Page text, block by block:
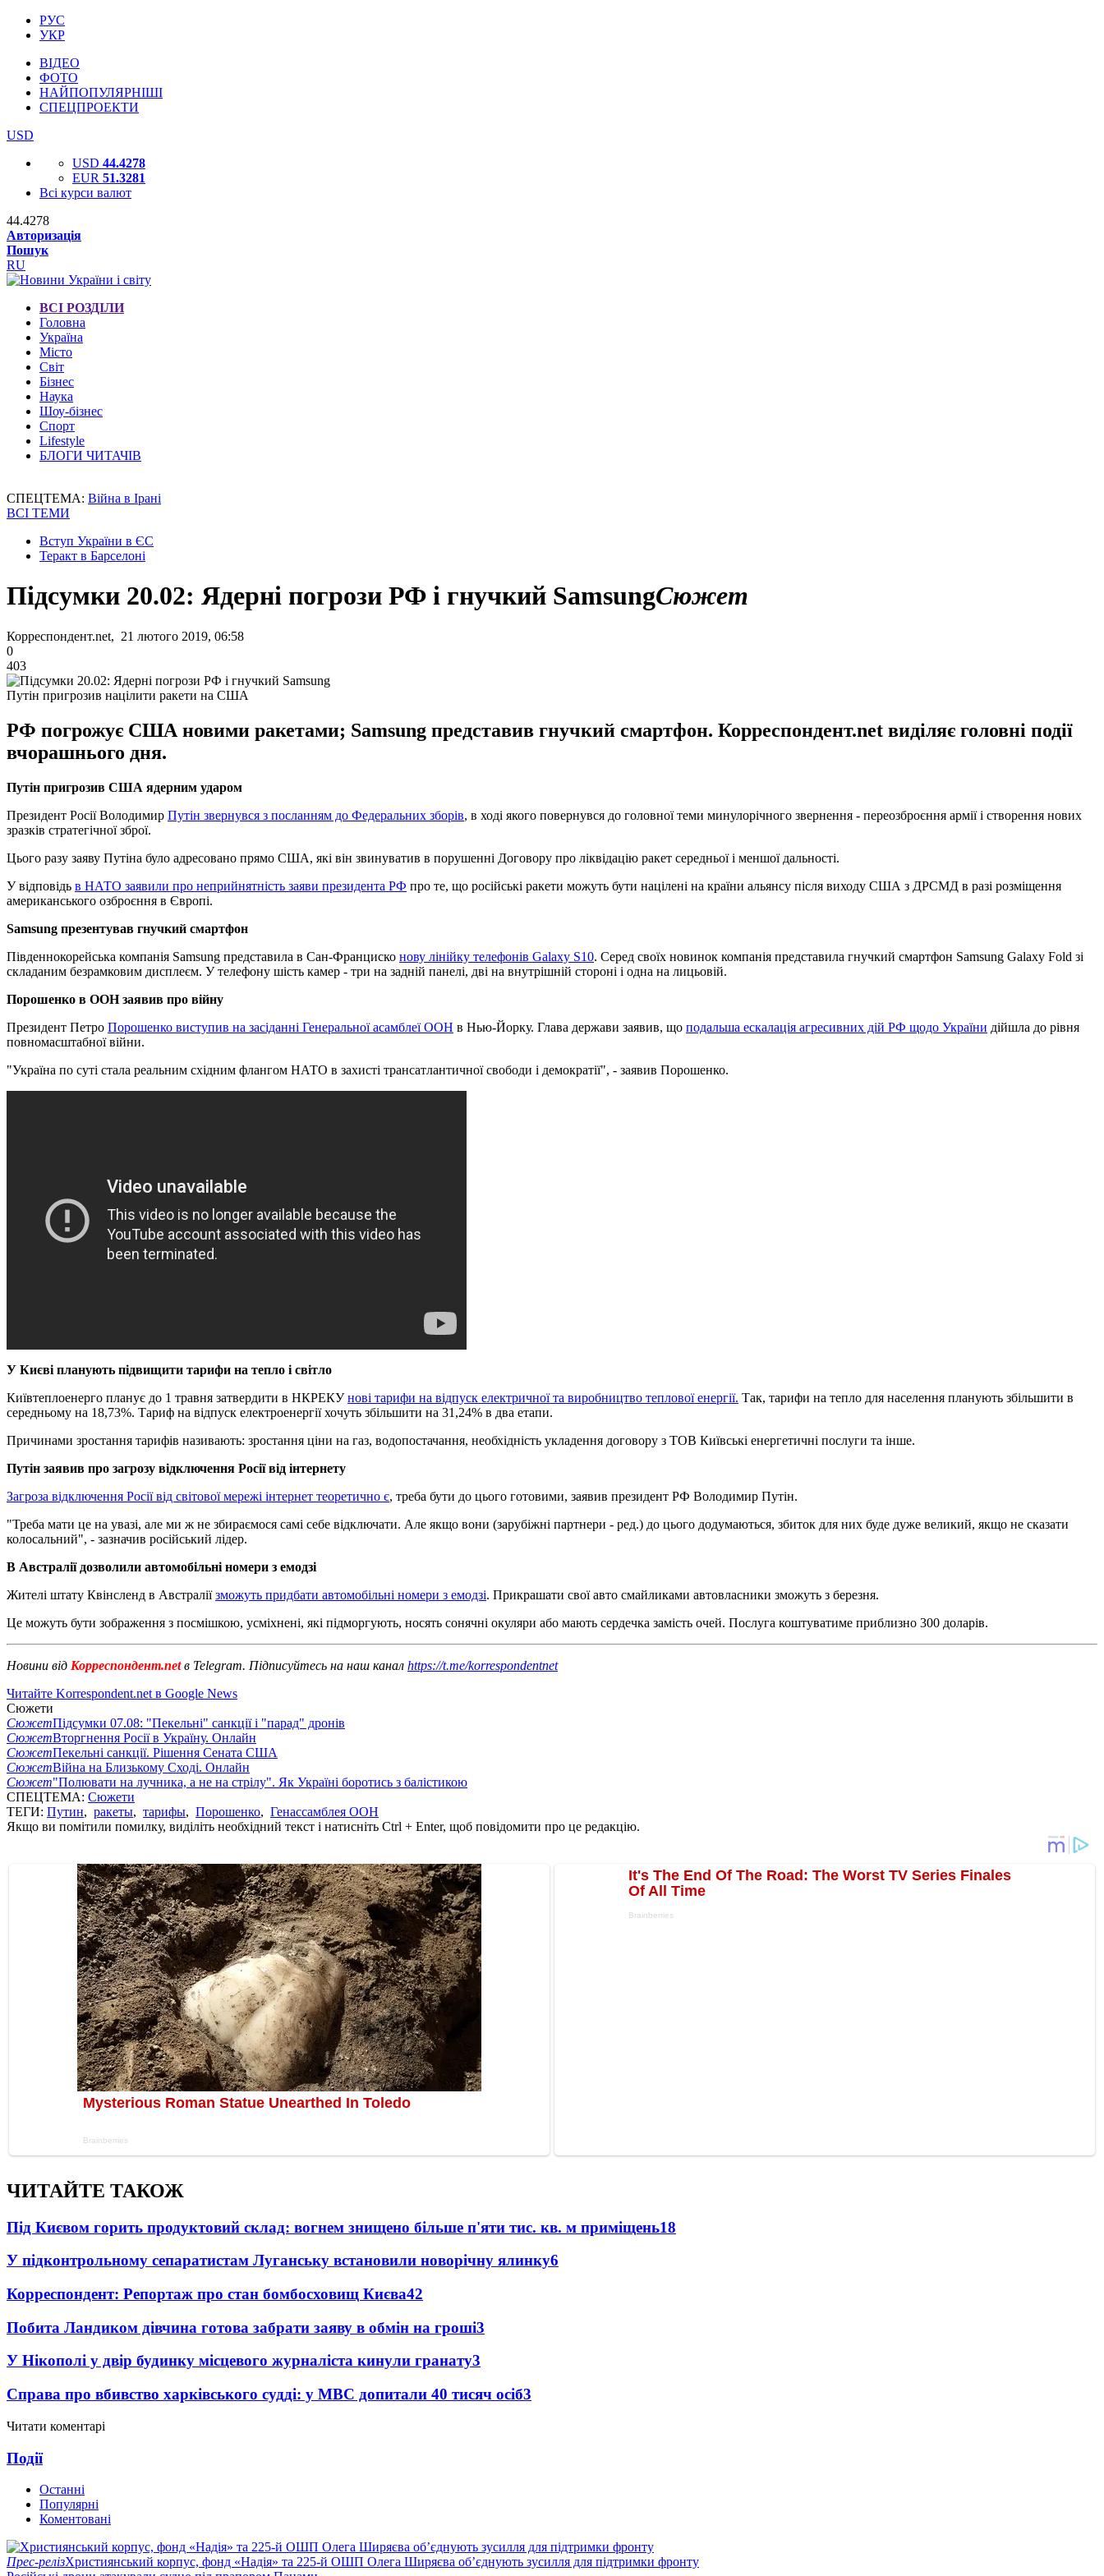
РУС
УКР
ВІДЕО
ФОТО
НАЙПОПУЛЯРНІШІ
СПЕЦПРОЕКТИ
USD
USD 44.4278
EUR 51.3281
Всі курси валют
44.4278
Авторизація
Пошук
RU
ВСІ РОЗДІЛИ
Головна
Україна
Місто
Світ
Бізнес
Наука
Шоу-бізнес
Спорт
Lifestyle
БЛОГИ ЧИТАЧІВ
СПЕЦТЕМА: Війна в Ірані
ВСІ ТЕМИ
Вступ України в ЄС
Теракт в Барселоні
Підсумки 20.02: Ядерні погрози РФ і гнучкий SamsungСюжет
Корреспондент.net, 21 лютого 2019, 06:58
0
403
Путін пригрозив націлити ракети на США
РФ погрожує США новими ракетами; Samsung представив гнучкий смартфон. Корреспондент.net виділяє головні події
вчорашнього дня.
Путін пригрозив США ядерним ударом
Президент Росії Володимир Путін звернувся з посланням до Федеральних зборів, в ході якого повернувся до головної теми минулорічного звернення - переозброєння армії і створення нових
зразків стратегічної зброї.
Цього разу заяву Путіна було адресовано прямо США, які він звинуватив в порушенні Договору про ліквідацію ракет середньої і меншої дальності.
У відповідь в НАТО заявили про неприйнятність заяви президента РФ про те, що російські ракети можуть бути націлені на країни альянсу після виходу США з ДРСМД в разі розміщення
американського озброєння в Європі.
Samsung презентував гнучкий смартфон
Південнокорейська компанія Samsung представила в Сан-Франциско нову лінійку телефонів Galaxy S10. Серед своїх новинок компанія представила гнучкий смартфон Samsung Galaxy Fold зі
складаним безрамковим дисплеєм. У телефону шість камер - три на задній панелі, дві на внутрішній стороні і одна на лицьовій.
Порошенко в ООН заявив про війну
Президент Петро Порошенко виступив на засіданні Генеральної асамблеї ООН в Нью-Йорку. Глава держави заявив, що подальша ескалація агресивних дій РФ щодо України дійшла до рівня
повномасштабної війни.
"Україна по суті стала реальним східним флангом НАТО в захисті трансатлантичної свободи і демократії", - заявив Порошенко.
У Києві планують підвищити тарифи на тепло і світло
Київтеплоенерго планує до 1 травня затвердити в НКРЕКУнові тарифи на відпуск електричної та виробництво теплової енергії. Так, тарифи на тепло для населення планують збільшити в
середньому на 18,73%. Тариф на відпуск електроенергії хочуть збільшити на 31,24% в два етапи.
Причинами зростання тарифів називають: зростання ціни на газ, водопостачання, необхідність укладення договору з ТОВ Київські енергетичні послуги та інше.
Путін заявив про загрозу відключення Росії від інтернету
Загроза відключення Росії від світової мережі інтернет теоретично є, треба бути до цього готовими, заявив президент РФ Володимир Путін.
"Треба мати це на увазі, але ми ж не збираємося самі себе відключати. ​​Але якщо вони (зарубіжні партнери - ред.) до цього додумаються, збиток для них буде дуже великий, якщо не сказати
колосальний", - зазначив російський лідер.
В Австралії дозволили автомобільні номери з емодзі
Жителі штату Квінсленд в Австраліїзможуть придбати автомобільні номери з емодзі. Прикрашати свої авто смайликами автовласники зможуть з березня.
Це можуть бути зображення з посмішкою, усміхнені, які підморгують, носять сонячні окуляри або мають сердечка замість очей. Послуга коштуватиме приблизно 300 доларів.
Новини від Корреспондент.netв Telegram. Підписуйтесь на наш канал https://t.me/korrespondentnet
Читайте Korrespondent.net в Google News
Сюжети
СюжетПідсумки 07.08: "Пекельні" санкції і "парад" дронів
СюжетВторгнення Росії в Україну. Онлайн
СюжетПекельні санкції. Рішення Сената США
СюжетВійна на Близькому Сході. Онлайн
Сюжет"Полювати на лучника, а не на стрілу". Як Україні боротись з балістикою
СПЕЦТЕМА: Сюжети
ТЕГИ: Путин, ракеты, тарифы, Порошенко, Генассамблея ООН
Якщо ви помітили помилку, виділіть необхідний текст і натисніть Ctrl + Enter, щоб повідомити про це редакцію.
ЧИТАЙТЕ ТАКОЖ
Під Києвом горить продуктовий склад: вогнем знищено більше п'яти тис. кв. м приміщень18
У підконтрольному сепаратистам Луганську встановили новорічну ялинку6
Корреспондент: Репортаж про стан бомбосховищ Києва42
Побита Ландиком дівчина готова забрати заяву в обмін на гроші3
У Нікополі у двір будинку місцевого журналіста кинули гранату3
Справа про вбивство харківського судді: у МВС допитали 40 тисяч осіб3
Читати коментарі
Події
Останні
Популярні
Коментовані
Прес-релізХристиянський корпус, фонд «Надія» та 225-й ОШП Олега Ширяєва об’єднують зусилля для підтримки фронту